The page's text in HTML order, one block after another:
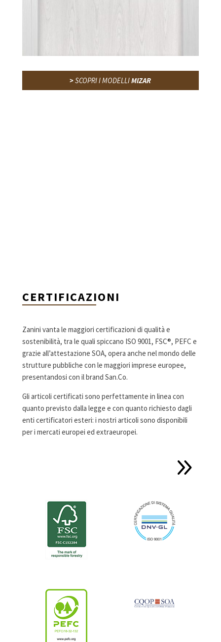
>SCOPRI I MODELLIMIZAR
CERTIFICAZIONI
Zanini vanta le maggiori certificazioni di qualità e
sostenibilità, tra le quali spiccano ISO 9001, FSC®, PEFC e
grazie all’attestazione SOA, opera anche nel mondo delle
strutture pubbliche con le maggiori imprese europee,
presentandosi con il brand San.Co.
Gli articoli certificati sono perfettamente in linea con
quanto previsto dalla legge e con quanto richiesto dagli
enti certificatori esteri: i nostri articoli sono disponibili
per i mercati europei ed extraeuropei.
9